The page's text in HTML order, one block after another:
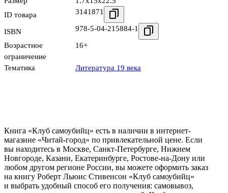
ID товара
3141871
ISBN 978-5-04-215884-1
Возрастное
ограничение
16+
Тематика Литература 19 века
Книга «Клуб самоубийц» есть в наличии в интернет-
магазине «Читай-город» по привлекательной цене. Если
вы находитесь в Москве, Санкт-Петербурге, Нижнем
Новгороде, Казани, Екатеринбурге, Ростове-на-Дону или
любом другом регионе России, вы можете оформить заказ
на книгу Роберт Льюис Стивенсон «Клуб самоубийц»
и выбрать удобный способ его получения: самовывоз,